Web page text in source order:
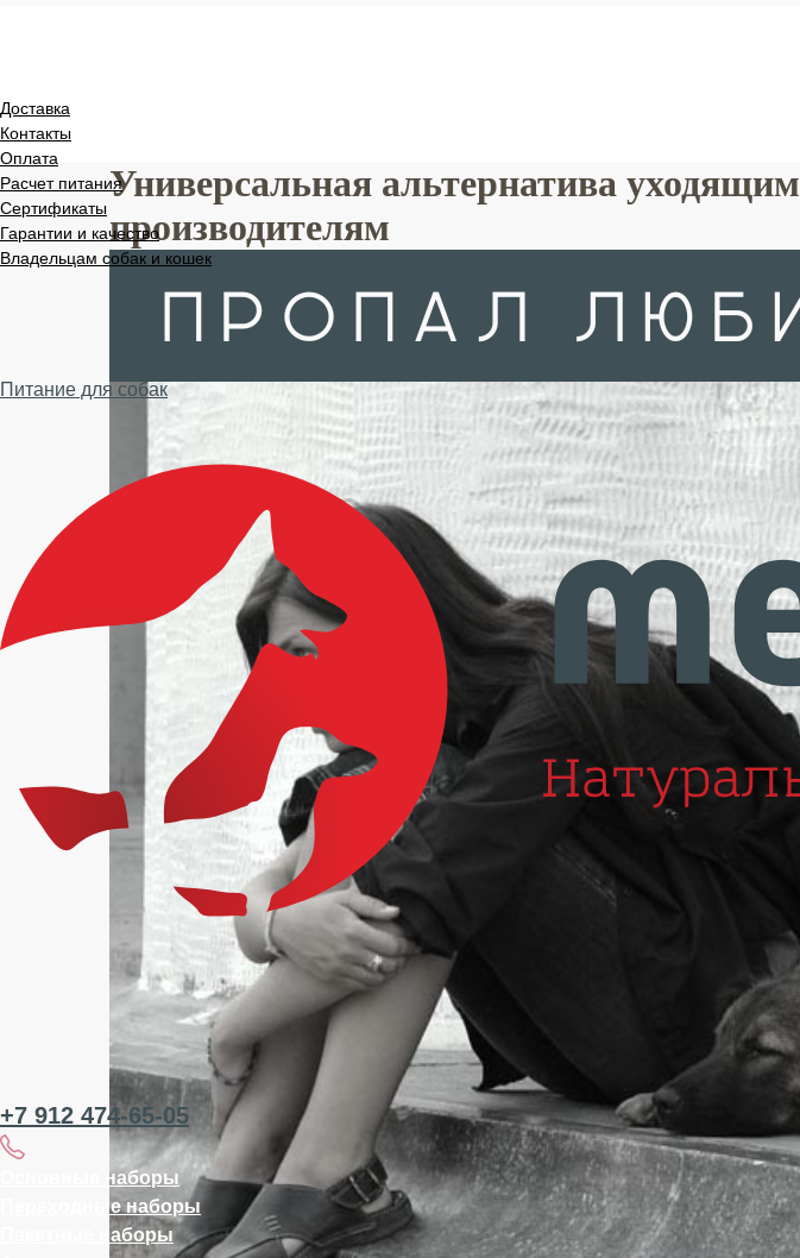
Доставка
Контакты
Оплата
Расчет питания
Сертификаты
Гарантии и качество
Владельцам собак и кошек
Питание для собак
+7 912 474-65-05
Основные наборы
Переходные наборы
Пакетные наборы
Универсальная альтернатива уходящим
производителям